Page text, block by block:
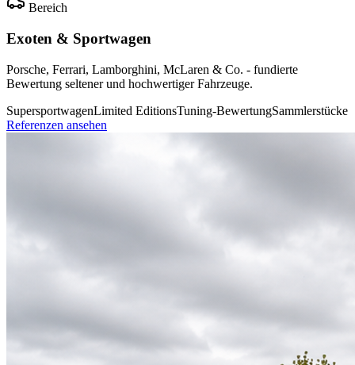
Bereich
Exoten & Sportwagen
Porsche, Ferrari, Lamborghini, McLaren & Co. - fundierte
Bewertung seltener und hochwertiger Fahrzeuge.
SupersportwagenLimited EditionsTuning-BewertungSammlerstücke
Referenzen ansehen